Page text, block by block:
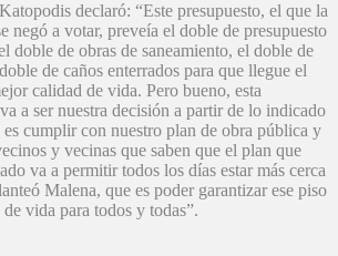
declaró: “Este presupuesto, el que la
negó a votar, preveía el doble de presupuesto
doble de obras de saneamiento, el doble de
de caños enterrados para que llegue el
calidad de vida. Pero bueno, esta
a ser nuestra decisión a partir de lo indicado
cumplir con nuestro plan de obra pública y
y vecinas que saben que el plan que
va a permitir todos los días estar más cerca
Malena, que es poder garantizar ese piso
vida para todos y todas”.